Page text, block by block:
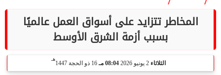
المخاطر تتزايد على أسواق العمل عالميًا
بسبب أزمة الشرق الأوسط
الثلاثاء 08:04 مـ 16 ذو الحجة 1447
هـ